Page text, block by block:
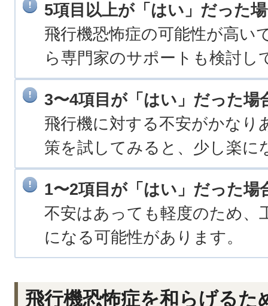
5項目以上が「はい」だった
飛行機恐怖症の可能性が高い
ら専門家のサポートも検討
3〜4項目が「はい」だった場
飛行機に対する不安がかなり
策を試してみると、少し楽に
1〜2項目が「はい」だった場
不安はあっても軽度のため、
になる可能性があります。
飛行機恐怖症を和らげるた